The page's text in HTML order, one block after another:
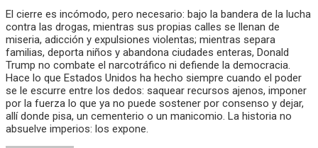
El cierre es incómodo, pero necesario: bajo la bandera de la lucha
contra las drogas, mientras sus propias calles se llenan de
miseria, adicción y expulsiones violentas; mientras separa
familias, deporta niños y abandona ciudades enteras, Donald
Trump no combate el narcotráfico ni defiende la democracia.
Hace lo que Estados Unidos ha hecho siempre cuando el poder
se le escurre entre los dedos: saquear recursos ajenos, imponer
por la fuerza lo que ya no puede sostener por consenso y dejar,
allí donde pisa, un cementerio o un manicomio. La historia no
absuelve imperios: los expone.